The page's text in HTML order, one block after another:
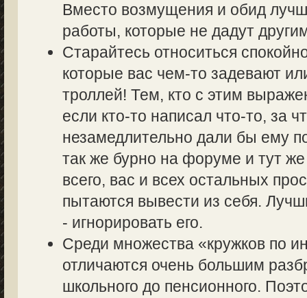
Вместо возмущения и обид
работы, которые не дадут
Старайтесь относиться
которые вас чем-то задевают
троллей! Тем, кто с этим
если кто-то написал что-то, за
незамедлительно дали бы ему
так же бурно на форуме и тут
всего, вас и всех остальных
пытаются вывести из себя.
- игнорировать его.
Среди множества «кружков по
отличаются очень большим
школьного до пенсионного.